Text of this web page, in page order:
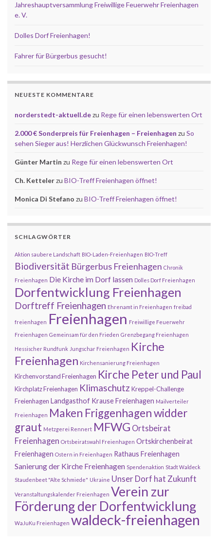
Jahreshauptversammlung Freiwillige Feuerwehr Freienhagen
e. V.
Dolles Dorf Freienhagen!
Fahrer für Bürgerbus gesucht!
NEUESTE KOMMENTARE
norderstedt-aktuell.dezu Rege für einen lebenswerten Ort
2.000 € Sonderpreis für Freienhagen – Freienhagen zu So
sehen Sieger aus! Herzlichen Glückwunsch Freienhagen!
Günter Martin zu Rege für einen lebenswerten Ort
Ch. Kettelerzu BIO-Treff Freienhagen öffnet!
Monica Di Stefano zu BIO-Treff Freienhagen öffnet!
SCHLAGWÖRTER
Aktion saubere Landschaft BIO-Laden-Freienhagen BIO-Treff
Biodiversität Bürgerbus Freienhagen Chronik
Freienhagen Die Kirche im Dorf lassen Dolles Dorf Freienhagen
Dorfentwicklung Freienhagen
Dorftreff Freienhagen Ehrenamt in Freienhagen freibad
freienhagen Freienhagen Freiwillige Feuerwehr
Freienhagen Gemeinsam für den Frieden Grenzbegang Freienhagen
Hessischer Rundfunk Jungschar Freienhagen Kirche
Freienhagen Kirchensanierung Freienhagen
Kirchenvorstand Freienhagen Kirche Peter und Paul
Kirchplatz Freienhagen Klimaschutz Kreppel-Challenge
Freienhagen Landgasthof Krause Freienhagen Mailverteiler
Freienhagen Maken Friggenhagen widder
graut Metzgerei Rennert MFWG Ortsbeirat
Freienhagen Ortsbeiratswahl Freienhagen Ortskirchenbeirat
Freienhagen Ostern in Freienhagen Rathaus Freienhagen
Sanierung der Kirche Freienhagen Spendenaktion Stadt Waldeck
Staudenbeet "Alte Schmiede" Ukraine Unser Dorf hat Zukunft
Veranstaltungskalender Freienhagen Verein zur
Förderung der Dorfentwicklung
WaJuKu Freienhagen waldeck-freienhagen